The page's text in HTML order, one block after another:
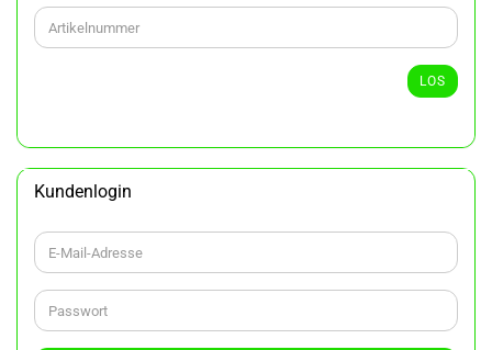
GEBEN
SIE
DIE
EIN.
LOS
Kundenlogin
E-
Mail-
Adresse
Passwort